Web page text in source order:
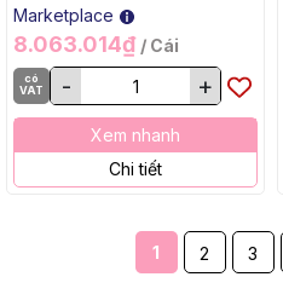
Marketplace
8.063.014₫ / Cái
có
VAT
- +
Xem nhanh
Chi tiết
1 2 3